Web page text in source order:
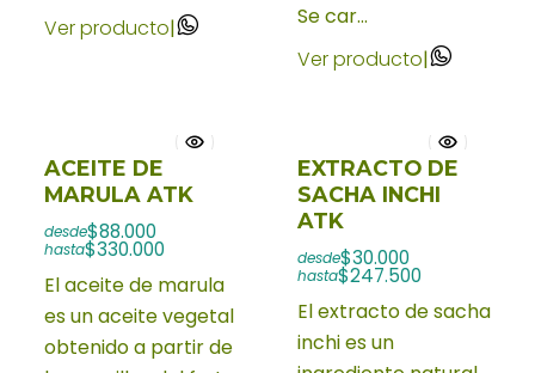
Ver producto|
Se car...
Ver producto|
ACEITE DE
MARULA ATK
desde$88.000
hasta$330.000
El aceite de marula
es un aceite vegetal
obtenido a partir de
EXTRACTO DE
SACHA INCHI
ATK
desde$30.000
hasta$247.500
El extracto de sacha
inchi es un